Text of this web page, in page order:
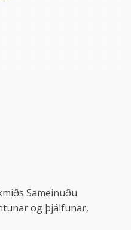
Sameinuðu
og þjálfunar,